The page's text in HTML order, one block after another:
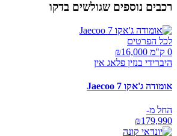
רכבים נוספים שגולשים בדקו
לכל הפרטים
0 ק"מ ₪
16,000
היברידי בנזין פלאג אין
אומודה ג'אקו Jaecoo 7
החל מ-
₪179,990